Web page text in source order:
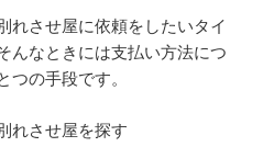
れさせ屋に依頼をしたいタイ
んなときには支払い方法につ
つの手段です。
れさせ屋を探す